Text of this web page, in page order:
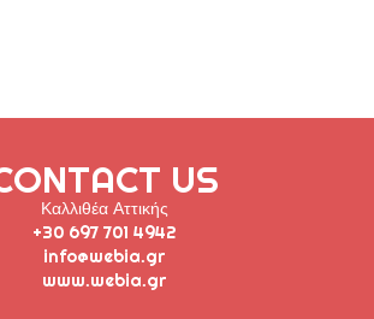
US
Καλλιθέα Αττικής
+30 697 701 4942
info@webia.gr
www.webia.gr